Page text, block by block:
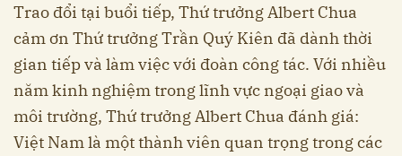
Trao đổi tại buổi tiếp, Thứ trưởng Albert Chua
cảm ơn Thứ trưởng Trần Quý Kiên đã dành thời
gian tiếp và làm việc với đoàn công tác. Với nhiều
năm kinh nghiệm trong lĩnh vực ngoại giao và
môi trường, Thứ trưởng Albert Chua đánh giá:
Việt Nam là một thành viên quan trọng trong các